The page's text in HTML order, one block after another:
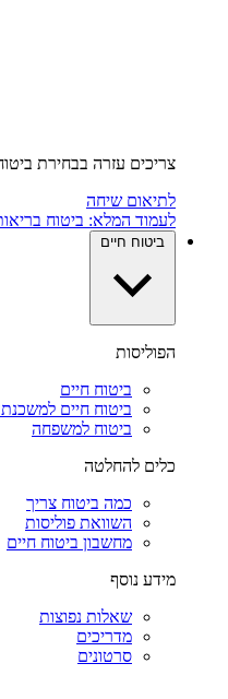
צריכים עזרה בבחירת
לתיאום שיחה
לעמוד המלא: ביטוח
ביטוח חיים
הפוליסות
ביטוח חיים
ביטוח חיים
ביטוח למשפחה
כלים להחלטה
כמה ביטוח צריך
השוואת פוליסות
מחשבון ביטוח חיים
מידע נוסף
שאלות נפוצות
מדריכים
סרטונים